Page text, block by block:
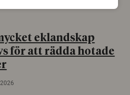
eklandskap
för att rädda hotade